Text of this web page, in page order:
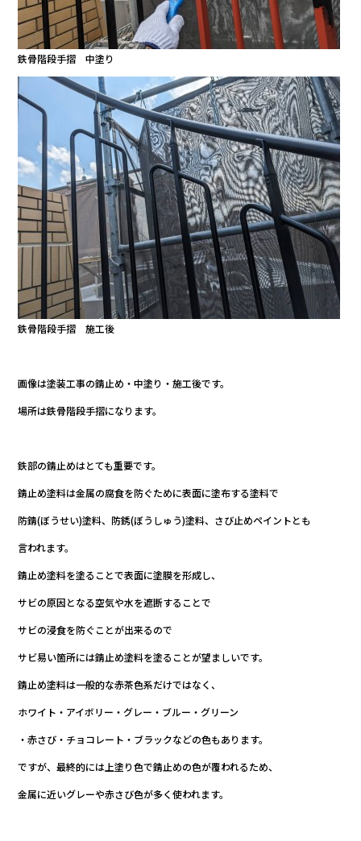
鉄骨階段手摺 中塗り
鉄骨階段手摺 施工後
画像は塗装工事の錆止め・中塗り・施工後です。
場所は鉄骨階段手摺になります。
鉄部の錆止めはとても重要です。
錆止め塗料は金属の腐食を防ぐために表面に塗布する塗料で
防錆(ぼうせい)塗料、防銹(ぼうしゅう)塗料、さび止めペイントとも
言われます。
錆止め塗料を塗ることで表面に塗膜を形成し、
サビの原因となる空気や水を遮断することで
サビの浸食を防ぐことが出来るので
サビ易い箇所には錆止め塗料を塗ることが望ましいです。
錆止め塗料は一般的な赤茶色系だけではなく、
ホワイト・アイボリー・グレー・ブルー・グリーン
・赤さび・チョコレート・ブラックなどの色もあります。
ですが、最終的には上塗り色で錆止めの色が覆われるため、
金属に近いグレーや赤さび色が多く使われます。